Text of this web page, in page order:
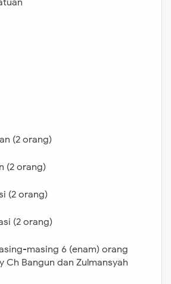
(2 orang)
(2 orang)
(2 orang)
(2 orang)
masing 6 (enam) orang
Ch Bangun dan Zulmansyah